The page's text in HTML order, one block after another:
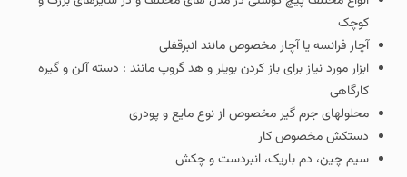
کوچک
آچار فرانسه یا آچار مخصوص مانند انبرقفلی
ابزار مورد نیاز برای باز کردن بویلر و هد گروپ مانند : دسته آلن و گیره
کارگاهی
محلولهای جرم گیر مخصوص از نوع مایع و پودری
دستکش مخصوص کار
سیم چین، دم باریک، انبردست و چکش